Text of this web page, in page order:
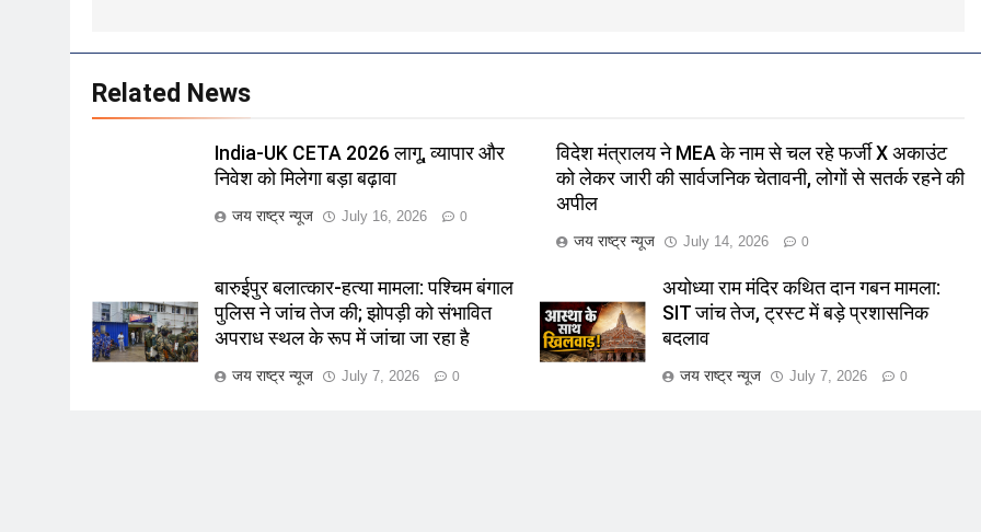
Related News
India-UK CETA 2026 लागू, व्यापार और
निवेश को मिलेगा बड़ा बढ़ावा
जय राष्ट्र न्यूज July 16, 2026 0
विदेश मंत्रालय ने MEA के नाम से चल रहे फर्जी X अकाउंट
को लेकर जारी की सार्वजनिक चेतावनी, लोगों से सतर्क रहने की
अपील
जय राष्ट्र न्यूज July 14, 2026 0
बारुईपुर बलात्कार-हत्या मामला: पश्चिम बंगाल
पुलिस ने जांच तेज की; झोपड़ी को संभावित
अपराध स्थल के रूप में जांचा जा रहा है
जय राष्ट्र न्यूज July 7, 2026 0
अयोध्या राम मंदिर कथित दान गबन मामला:
SIT जांच तेज, ट्रस्ट में बड़े प्रशासनिक
बदलाव
जय राष्ट्र न्यूज July 7, 2026 0